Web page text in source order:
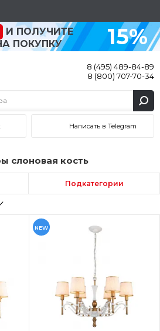
И ПОЛУЧИТЕ
ПОКУПКУ
15%
8 (495) 489-84-89
8 (800) 707-70-34
Написать в Telegram
слоновая кость
Подкатегории
NEW